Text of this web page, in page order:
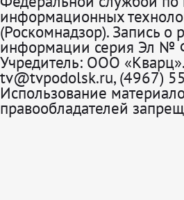
информационных
(Роскомнадзор). Запись о
информации серия Эл №
Учредитель: ООО
tv@tvpodolsk.ru, (4967)
Использование
правообладателей